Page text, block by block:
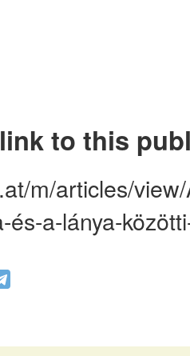
to this
m/articles/
és-a-lánya-